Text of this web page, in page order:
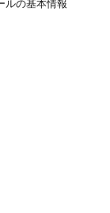
ルの基本情報